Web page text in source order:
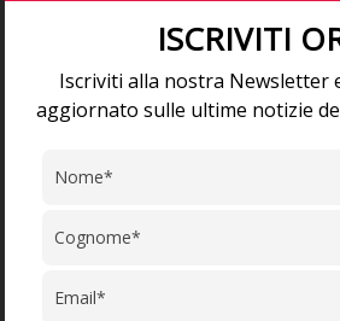
Upload CV/Resume*
storage and handling of your
ISCRIVITI
Iscriviti alla nostra Newsletter
aggiornato sulle ultime notizie